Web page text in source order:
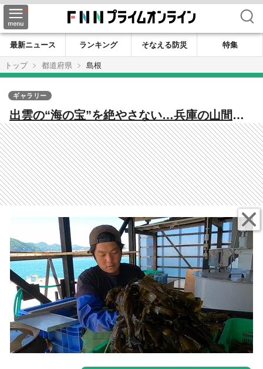
検索
最新ニュース ランキング そなえる防災
特集
トップ
都道府県 島根
出雲の“海の宝”を絶やさない…兵庫の山間か
ら移住し漁師に転身 伝統のワカメ漁を次の
世代へ【島根発】
ギャラリー